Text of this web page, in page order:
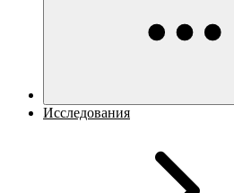
Исследования